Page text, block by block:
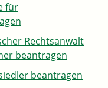
für
Rechtsanwalt
beantragen
beantragen